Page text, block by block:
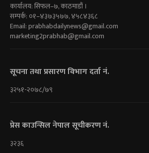
कार्यालय: सिफल–७, काठमाडौं ।
सम्पर्क: ०१–४३७३५७७, ४५८४३६८
Email:prabhabdailynews@gmail.com
marketing2prabhab@gmail.com
सूचना तथा प्रसारण विभाग दर्ता नं.
३२५१-२०७८/७९
प्रेस काउन्सिल नेपाल सूचीकरण नं.
३२३६